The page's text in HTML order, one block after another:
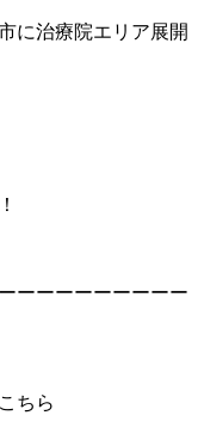
に治療院エリア展開
ーーーーーーーーー
ちら